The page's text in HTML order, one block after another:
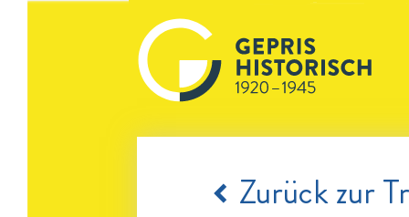
Zurück zur